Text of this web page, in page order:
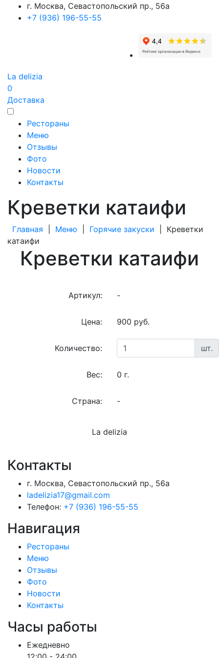
г. Москва, Севастопольский пр., 56а
+7 (936) 196-55-55
La delizia
0
Доставка
Рестораны
Меню
Отзывы
Фото
Новости
Контакты
Креветки катаифи
Главная Меню Горячие закуски
Креветки
катаифи
Креветки катаифи
Артикул: -
Цена: 900 руб.
Количество: шт.
Вес: 0 г.
Страна: -
La delizia
Контакты
г. Москва, Севастопольский пр., 56а
ladelizia17@gmail.com
Телефон: +7 (936) 196-55-55
Навигация
Рестораны
Меню
Отзывы
Фото
Новости
Контакты
Часы работы
Ежедневно